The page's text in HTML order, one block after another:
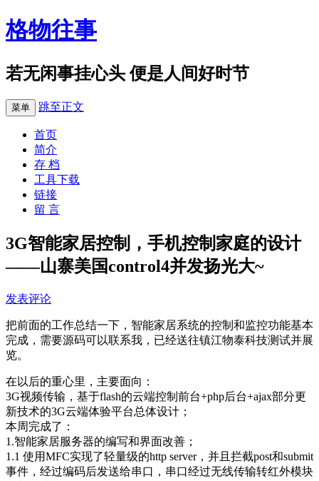
格物往事
若无闲事挂心头 便是人间好时节
菜单 跳至正文
首页
简介
存 档
工具下载
链接
留 言
3G智能家居控制，手机控制家庭的设计
——山寨美国control4并发扬光大~
发表评论
把前面的工作总结一下，智能家居系统的控制和监控功能基本
完成，需要源码可以联系我，已经送往镇江物泰科技测试并展
览。
在以后的重心里，主要面向：
3G视频传输，基于flash的云端控制前台+php后台+ajax部分更
新技术的3G云端体验平台总体设计；
本周完成了：
1.智能家居服务器的编写和界面改善；
1.1 使用MFC实现了轻量级的http server，并且拦截post和submit
事件，经过编码后发送给串口，串口经过无线传输转红外模块